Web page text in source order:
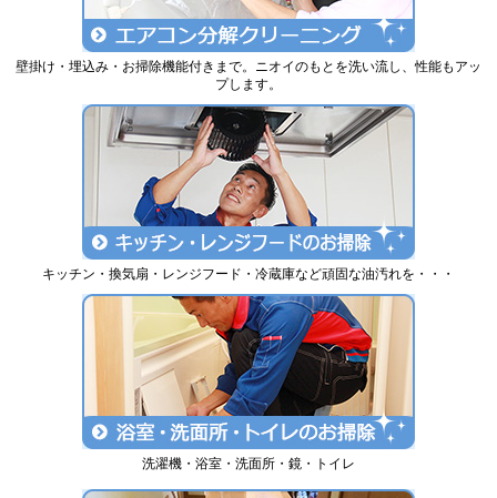
壁掛け・埋込み・お掃除機能付きまで。ニオイのもとを洗い流し、性能もアッ
プします。
キッチン・換気扇・レンジフード・冷蔵庫など頑固な油汚れを・・・
洗濯機・浴室・洗面所・鏡・トイレ